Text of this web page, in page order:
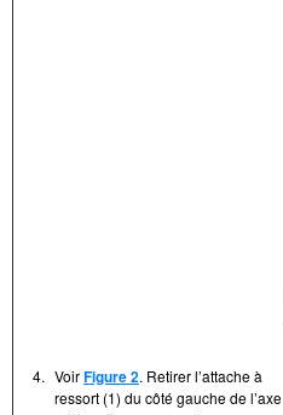
4. VoirFigure 2. Retirer l’attache à
ressort (1) du côté gauche de l’axe